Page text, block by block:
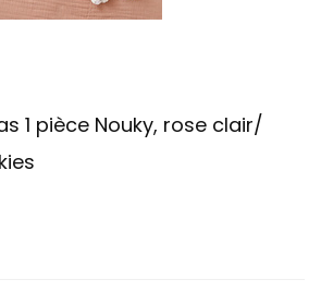
1 pièce Nouky, rose clair/